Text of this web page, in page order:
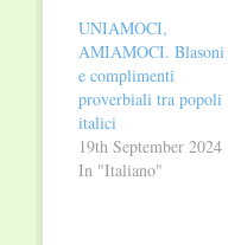
pratici per provare a
superarla. Questa
storia riguarda il
pregiudizio contro le
donne. Partendo dalle
origini della civiltà
occidentale (Esiodo,
UNIAMOCI,
AMIAMOCI. Blasoni
e complimenti
proverbiali tra popoli
italici
19th September 2024
In "Italiano"